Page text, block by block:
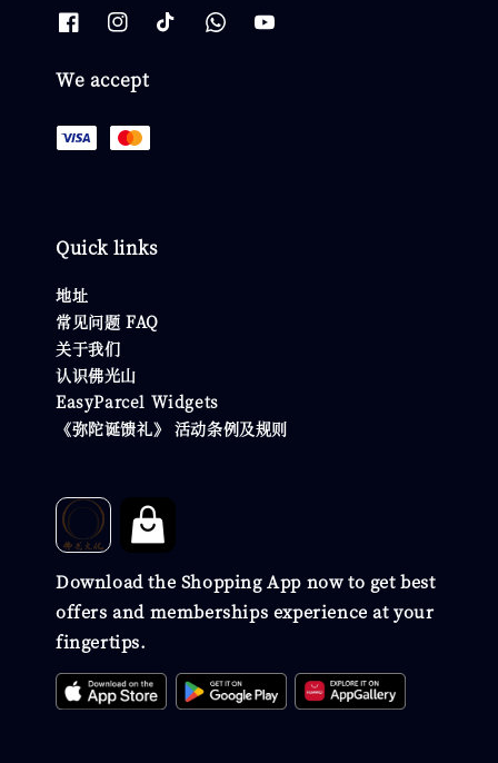
We accept
Quick links
地址
常见问题 FAQ
关于我们
认识佛光山
EasyParcel Widgets
《弥陀诞馈礼》 活动条例及规则
Download the Shopping App now to get best
offers and memberships experience at your
fingertips.